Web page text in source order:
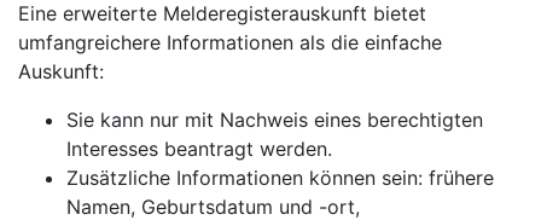
Eine erweiterte Melderegisterauskunft bietet
umfangreichere Informationen als die einfache
Auskunft:
Sie kann nur mit Nachweis eines berechtigten
Interesses beantragt werden.
Zusätzliche Informationen können sein: frühere
Namen, Geburtsdatum und -ort,